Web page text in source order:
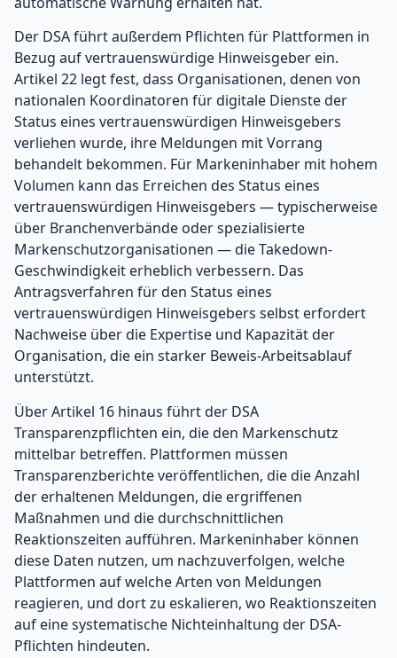
Der DSA führt außerdem Pflichten für Plattformen in
Bezug auf vertrauenswürdige Hinweisgeber ein.
Artikel 22 legt fest, dass Organisationen, denen von
nationalen Koordinatoren für digitale Dienste der
Status eines vertrauenswürdigen Hinweisgebers
verliehen wurde, ihre Meldungen mit Vorrang
behandelt bekommen. Für Markeninhaber mit hohem
Volumen kann das Erreichen des Status eines
vertrauenswürdigen Hinweisgebers — typischerweise
über Branchenverbände oder spezialisierte
Markenschutzorganisationen — die Takedown-
Geschwindigkeit erheblich verbessern. Das
Antragsverfahren für den Status eines
vertrauenswürdigen Hinweisgebers selbst erfordert
Nachweise über die Expertise und Kapazität der
Organisation, die ein starker Beweis-Arbeitsablauf
unterstützt.
Über Artikel 16 hinaus führt der DSA
Transparenzpflichten ein, die den Markenschutz
mittelbar betreffen. Plattformen müssen
Transparenzberichte veröffentlichen, die die Anzahl
der erhaltenen Meldungen, die ergriffenen
Maßnahmen und die durchschnittlichen
Reaktionszeiten aufführen. Markeninhaber können
diese Daten nutzen, um nachzuverfolgen, welche
Plattformen auf welche Arten von Meldungen
reagieren, und dort zu eskalieren, wo Reaktionszeiten
auf eine systematische Nichteinhaltung der DSA-
Pflichten hindeuten.